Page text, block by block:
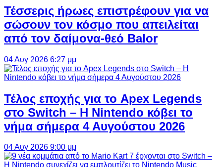
Τέσσερις ήρωες επιστρέφουν για να
σώσουν τον κόσμο που απειλείται
από τον δαίμονα-θεό Balor
04 Αυγ 2026 6:27 μμ
Τέλος εποχής για το Apex Legends
στο Switch – Η Nintendo κόβει το
νήμα σήμερα 4 Αυγούστου 2026
04 Αυγ 2026 9:00 μμ